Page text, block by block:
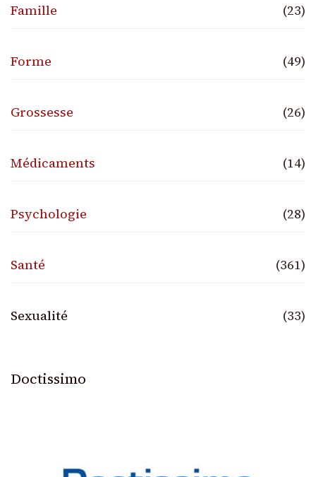
Famille (23)
Forme (49)
Grossesse (26)
Médicaments (14)
Psychologie (28)
Santé (361)
Sexualité (33)
Doctissimo